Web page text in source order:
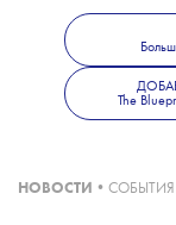
Больше новостей
телеграм-канале
The
НОВОСТИ • СОБЫТИЯ